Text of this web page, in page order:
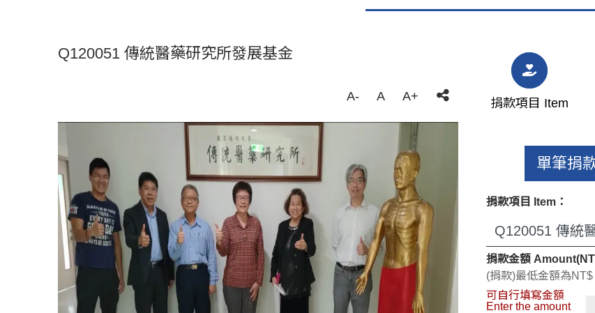
Q120051 傳統醫藥研究所發展基金
A- A A+ 捐款項目 Item
單筆捐
捐款項目 Item：
捐款金額
(捐款)最低金額為